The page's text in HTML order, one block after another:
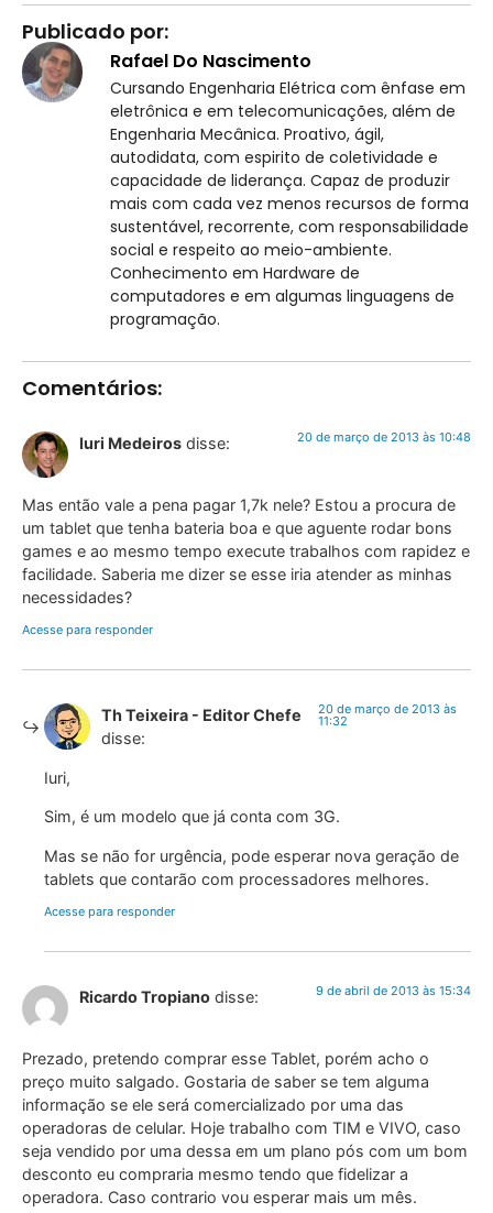
Publicado por:
Rafael Do Nascimento
Cursando Engenharia Elétrica com ênfase em
eletrônica e em telecomunicações, além de
Engenharia Mecânica. Proativo, ágil,
autodidata, com espirito de coletividade e
capacidade de liderança. Capaz de produzir
mais com cada vez menos recursos de forma
sustentável, recorrente, com responsabilidade
social e respeito ao meio-ambiente.
Conhecimento em Hardware de
computadores e em algumas linguagens de
programação.
Comentários:
Iuri Medeiros disse: 20 de março de 2013 às 10:48
Mas então vale a pena pagar 1,7k nele? Estou a procura de
um tablet que tenha bateria boa e que aguente rodar bons
games e ao mesmo tempo execute trabalhos com rapidez e
facilidade. Saberia me dizer se esse iria atender as minhas
necessidades?
Acesse para responder
Th Teixeira - Editor Chefe
disse:
20 de março de 2013 às
11:32
Iuri,
Sim, é um modelo que já conta com 3G.
Mas se não for urgência, pode esperar nova geração de
tablets que contarão com processadores melhores.
Acesse para responder
Ricardo Tropiano disse: 9 de abril de 2013 às 15:34
Prezado, pretendo comprar esse Tablet, porém acho o
preço muito salgado. Gostaria de saber se tem alguma
informação se ele será comercializado por uma das
operadoras de celular. Hoje trabalho com TIM e VIVO, caso
seja vendido por uma dessa em um plano pós com um bom
desconto eu compraria mesmo tendo que fidelizar a
operadora. Caso contrario vou esperar mais um mês.